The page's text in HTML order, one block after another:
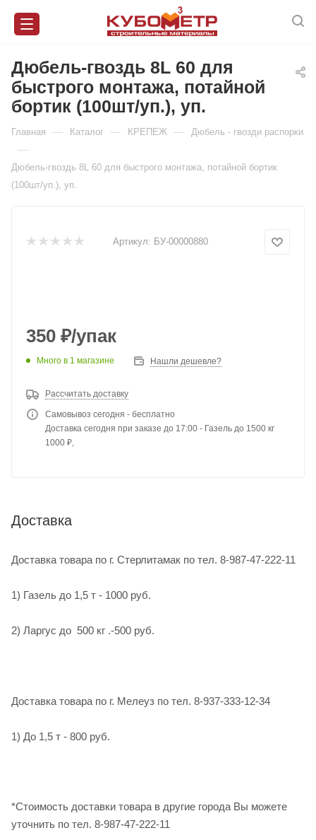
Дюбель-гвоздь 8L 60 для
быстрого монтажа, потайной
бортик (100шт/уп.), уп.
Главная — Каталог — КРЕПЕЖ — Дюбель - гвозди распорки
—
Дюбель-гвоздь 8L 60 для быстрого монтажа, потайной бортик
(100шт/уп.), уп.
Артикул: БУ-00000880
350 ₽/упак
Много в 1 магазине Нашли дешевле?
Рассчитать доставку
Самовывоз сегодня - бесплатно
Доставка сегодня при заказе до 17:00 - Газель до 1500 кг
1000 ₽,
Доставка
Доставка товара по г. Стерлитамак по тел. 8-987-47-222-11
1) Газель до 1,5 т - 1000 руб.
2) Ларгус до 500 кг .-500 руб.
Доставка товара по г. Мелеуз по тел. 8-937-333-12-34
1) До 1,5 т - 800 руб.
*Стоимость доставки товара в другие города Вы можете
уточнить по тел. 8-987-47-222-11